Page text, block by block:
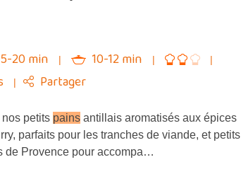
20 min
10-12 min
Partager
petits pains antillais aromatisés aux épices
parfaits pour les tranches de viande, et petits
de Provence pour accompa…